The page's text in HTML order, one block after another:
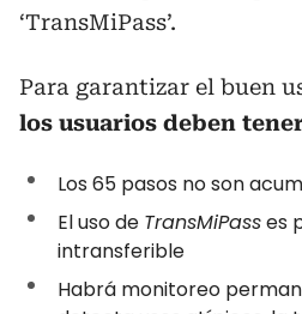
‘TransMiPass’.
Para garantizar el buen
los usuarios deben
Los 65 pasos no son
El uso de TransMiPasses
intransferible
Habrá monitoreo